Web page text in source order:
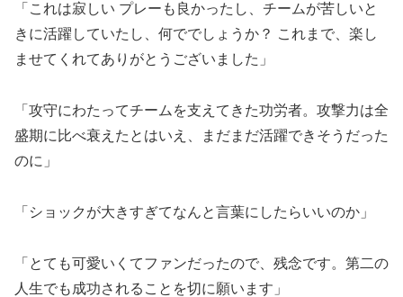
「これは寂しい プレーも良かったし、チームが苦しいと
きに活躍していたし、何ででしょうか？ これまで、楽し
ませてくれてありがとうございました」
「攻守にわたってチームを支えてきた功労者。攻撃力は全
盛期に比べ衰えたとはいえ、まだまだ活躍できそうだった
のに」
「ショックが大きすぎてなんと言葉にしたらいいのか」
「とても可愛いくてファンだったので、残念です。第二の
人生でも成功されることを切に願います」